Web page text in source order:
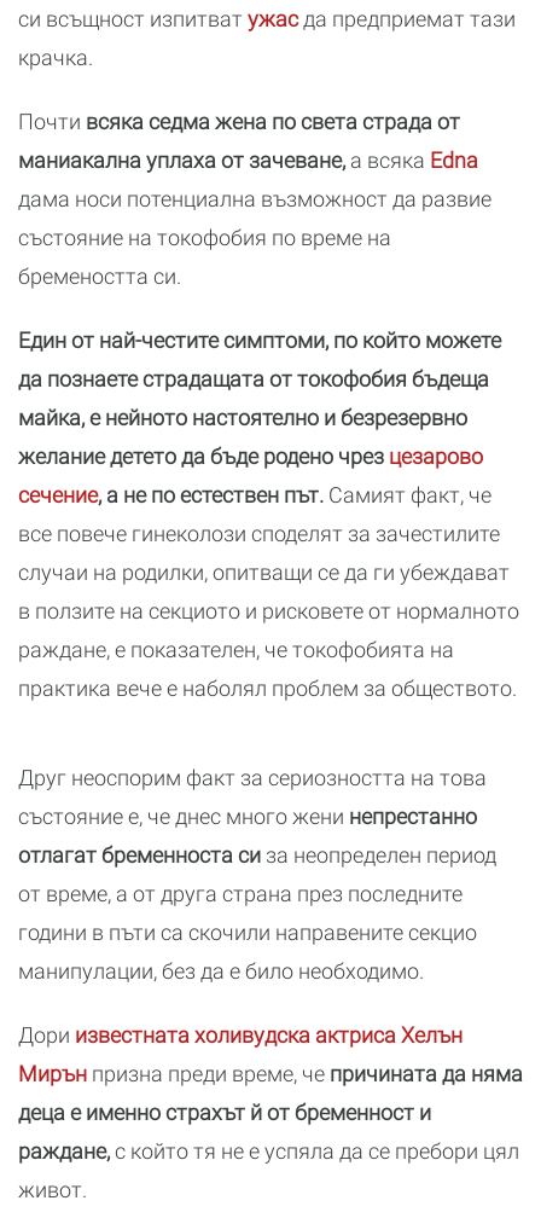
си всъщност изпитват ужасда предприемат тази
крачка.
Почти всяка седма жена по света страда от
маниакална уплаха от зачеване,а всяка Edna
дама носи потенциална възможност да развие
състояние на токофобия по време на
бремеността си.
Един от най-честите симптоми, по който можете
да познаете страдащата от токофобия бъдеща
майка, е нейното настоятелно и безрезервно
желание детето да бъде родено чрез цезарово
сечение, а не по естествен път. Самият факт, че
все повече гинеколози споделят за зачестилите
случаи на родилки, опитващи се да ги убеждават
в ползите на секциото и рисковете от нормалното
раждане, е показателен, че токофобията на
практика вече е наболял проблем за обществото.
Друг неоспорим факт за сериозността на това
състояние е, че днес много жени непрестанно
отлагат бременноста си за неопределен период
от време, а от друга страна през последните
години в пъти са скочили направените секцио
манипулации, без да е било необходимо.
Дори известната холивудска актриса Хелън
Мирън призна преди време, че причината да няма
деца е именно страхът й от бременност и
раждане,с който тя не е успяла да се пребори цял
живот.